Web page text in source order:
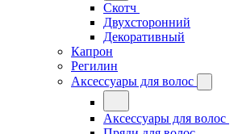
Скотч
Двухсторонний
Декоративный
Капрон
Регилин
Аксессуары для волос
Аксессуары для волос